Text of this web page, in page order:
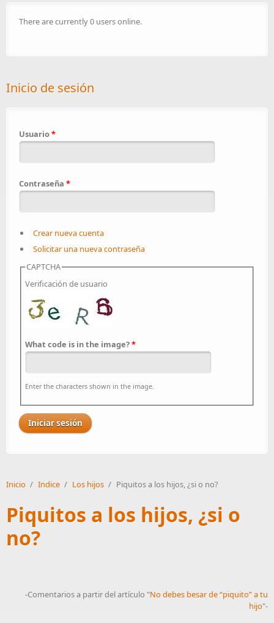
There are currently 0 users online.
Inicio de sesión
Usuario*
Contraseña *
Crear nueva cuenta
Solicitar una nueva contraseña
CAPTCHA
Verificación de usuario
What code is in the image?*
Enter the characters shown in the image.
Inicio / Indice / Los hijos / Piquitos a los hijos, ¿si o no?
Piquitos a los hijos, ¿si o
no?
-Comentarios a partir del artículo "No debes besar de “piquito” a tu
hijo"-